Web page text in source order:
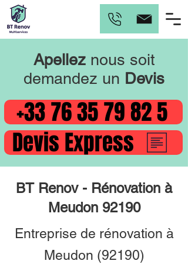
Apelleznous soit
demandez un Devis
+33 76 35 79 82 5
Devis Express
BT Renov - Rénovation à
Meudon 92190
Entreprise de rénovation à
Meudon (92190)